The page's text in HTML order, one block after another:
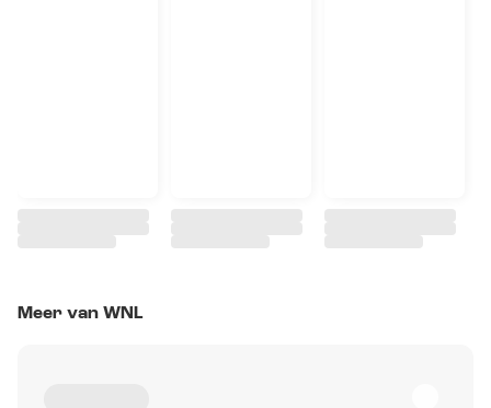
Meer van WNL